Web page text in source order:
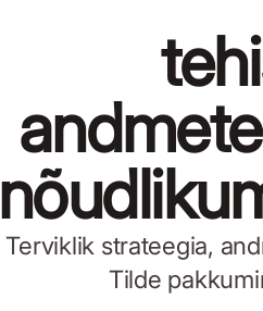
Terviklik strateegia,
Tilde